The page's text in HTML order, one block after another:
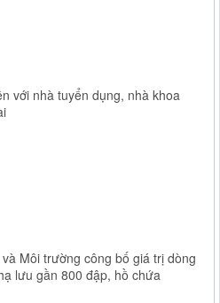
với nhà tuyển dụng, nhà khoa
Môi trường công bố giá trị dòng
lưu gần 800 đập, hồ chứa